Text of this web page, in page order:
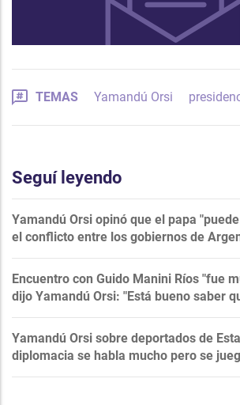
TEMAS Yamandú Orsi
Seguí leyendo
Yamandú Orsi opinó que el papa
el conflicto entre los gobiernos de
Encuentro con Guido Manini Ríos "fue
dijo Yamandú Orsi: "Está bueno saber
Yamandú Orsi sobre deportados de
diplomacia se habla mucho pero se